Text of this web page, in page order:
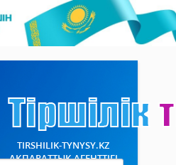
TIRSHILIK-TYNYSY.KZ
АҚПАРАТТЫҚ АГЕНТТІГІ